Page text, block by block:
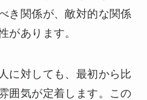
き関係が、敵対的な関係
があります。
に対しても、最初から比
囲気が定着します。この